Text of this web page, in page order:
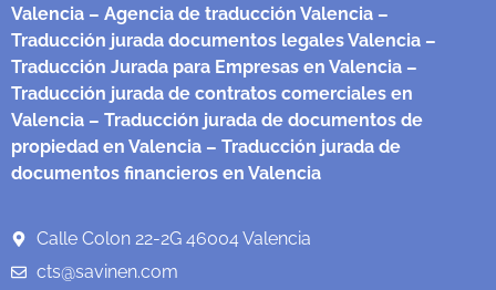
Valencia – Agencia de traducción Valencia –
Traducción jurada documentos legales Valencia –
Traducción Jurada para Empresas en Valencia –
Traducción jurada de contratos comerciales en
Valencia – Traducción jurada de documentos de
propiedad en Valencia – Traducción jurada de
documentos financieros en Valencia
Calle Colon 22-2G 46004 Valencia
cts@savinen.com